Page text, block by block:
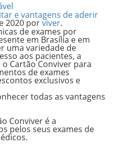
e vantagens de aderir
2020 porviver.
de exames por
em Brasília e em
uma variedade de
aos pacientes, a
o Cartão Conviver para
de exames
exclusivos e
todas as vantagens
Conviver é a
pelos seus exames de